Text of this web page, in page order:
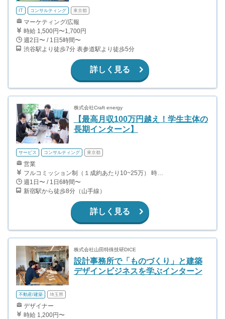
IT コンサルティング 東京都
マーケティング/広報
時給 1,500円〜1,700円
週2日〜 / 1日5時間〜
渋谷駅より徒歩7分 表参道駅より徒歩5分
詳しく見る
株式会社Craft energy
【最高月収100万円越え！学生主体の
長期インターン】
サービス コンサルティング 東京都
営業
フルコミッション制（１成約あたり10~25万） 時給換算で（2000円〜2500円）程度が目安となります。 月100万を稼ぐ学生多数在籍しています。 ■収入例 〇入社1か月目（早稲田大学2年生） 役職：アポインター 月間1契約×10万円＝10万円 ＋交通費 〇入社3か月目（明治大学2年生） 役職：アポインター 月間2契約×13万円＝26万円 ＋交通費 〇入社6か月目（慶應義塾大学3年生） 役職：アポインター 月間5契約×15万円＝75万円 ＋交通費 〇入社15か月目（東京大学3年生） 役職：クローザー 月間3契約×25万=75万円 ＋交通費 交通費支給あり
週1日〜 / 1日6時間〜
新宿駅から徒歩8分（山手線）
詳しく見る
株式会社山田特殊技研DICE
設計事務所で「ものづくり」と建築
デザインビジネスを学ぶインターン
不動産/建築 埼玉県
デザイナー
時給 1,200円〜